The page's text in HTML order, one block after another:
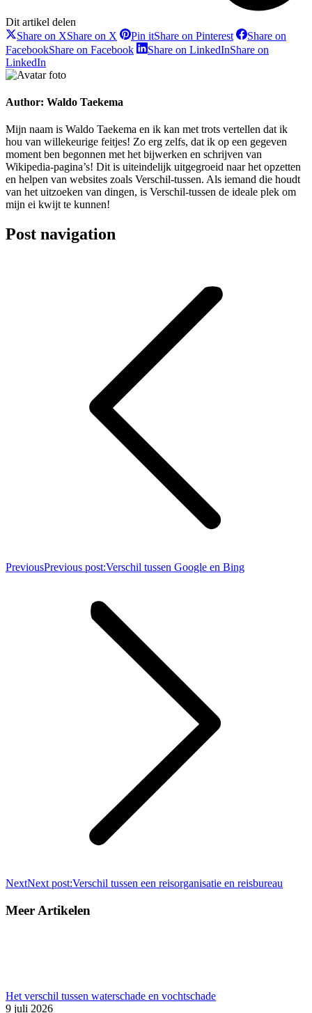
Dit artikel delen
Share on XShare on X Pin itShare on Pinterest
Share on
FacebookShare on Facebook Share on LinkedInShare on
LinkedIn
Author: Waldo Taekema
Mijn naam is Waldo Taekema en ik kan met trots vertellen dat ik
hou van willekeurige feitjes! Zo erg zelfs, dat ik op een gegeven
moment ben begonnen met het bijwerken en schrijven van
Wikipedia-pagina’s! Dit is uiteindelijk uitgegroeid naar het opzetten
en helpen van websites zoals Verschil-tussen. Als iemand die houdt
van het uitzoeken van dingen, is Verschil-tussen de ideale plek om
mijn ei kwijt te kunnen!
Post navigation
PreviousPrevious post:Verschil tussen Google en Bing
NextNext post:Verschil tussen een reisorganisatie en reisbureau
Meer Artikelen
Het verschil tussen waterschade en vochtschade
9 juli 2026